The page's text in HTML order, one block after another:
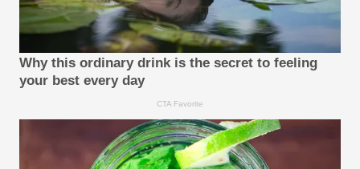
Why this ordinary drink is the secret to feeling
your best every day
CTA Favorite